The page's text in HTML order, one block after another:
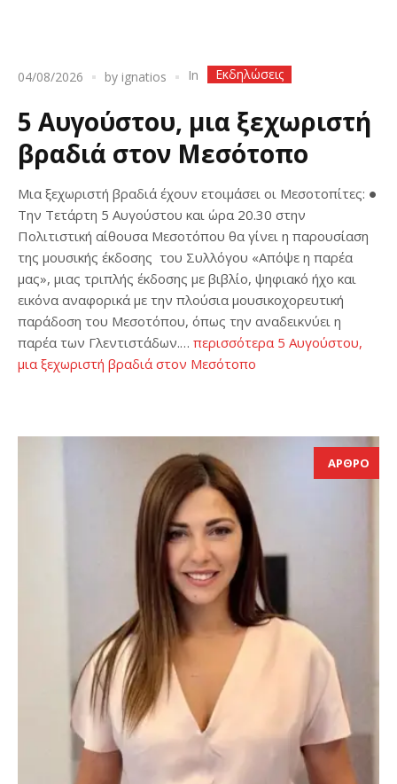
04/08/2026 by ignatios In Εκδηλώσεις
5 Αυγούστου, μια ξεχωριστή
βραδιά στον Μεσότοπο
Μια ξεχωριστή βραδιά έχουν ετοιμάσει οι Μεσοτοπίτες: ●
Την Τετάρτη 5 Αυγούστου και ώρα 20.30 στην
Πολιτιστική αίθουσα Μεσοτόπου θα γίνει η παρουσίαση
της μουσικής έκδοσης του Συλλόγου «Απόψε η παρέα
μας», μιας τριπλής έκδοσης με βιβλίο, ψηφιακό ήχο και
εικόνα αναφορικά με την πλούσια μουσικοχορευτική
παράδοση του Μεσοτόπου, όπως την αναδεικνύει η
παρέα των Γλεντιστάδων.… περισσότερα 5 Αυγούστου,
μια ξεχωριστή βραδιά στον Μεσότοπο
ΑΡΘΡΟ